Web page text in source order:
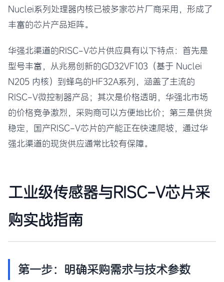
Nuclei系列处理器内核已被多家芯片厂商采用，形成了
丰富的芯片产品矩阵。
华强北渠道的RISC-V芯片供应具有以下特点：首先是
型号丰富，从兆易创新的GD32VF103（基于 Nuclei
N205 内核）到蜂鸟的HF32A系列，涵盖了主流的
RISC-V微控制器产品；其次是价格透明，华强北市场
的价格竞争激烈，采购商可以方便地比价；第三是供货
稳定，国产RISC-V芯片的产能正在快速爬坡，通过华
强北渠道的现货供应通常比较有保障。
工业级传感器与RISC-V芯片采
购实战指南
第一步：明确采购需求与技术参数